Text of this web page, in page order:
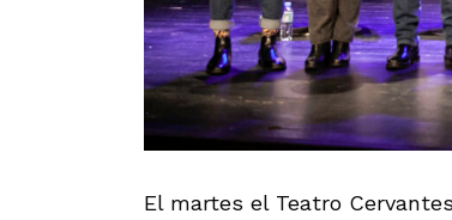
El martes el Teatro